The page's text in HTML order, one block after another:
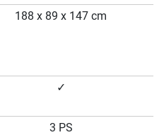
188 x 89 x 147 cm
✓
3 PS